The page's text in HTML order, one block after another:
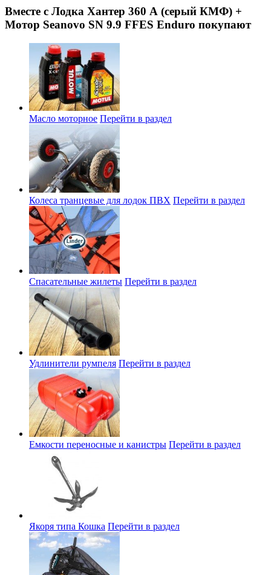
Вместе с Лодка Хантер 360 А (серый КМФ) +
Мотор Seanovo SN 9.9 FFES Enduro покупают
Масло моторное Перейти в раздел
Колеса транцевые для лодок ПВХ Перейти в раздел
Спасательные жилеты Перейти в раздел
Удлинители румпеля Перейти в раздел
Емкости переносные и канистры Перейти в раздел
Якоря типа Кошка Перейти в раздел